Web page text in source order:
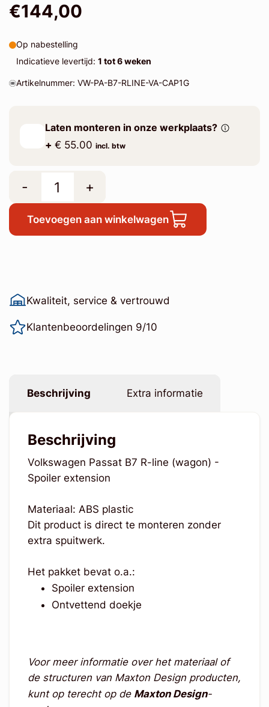
€144,00
Op nabestelling
Indicatieve levertijd: 1 tot 6 weken
Artikelnummer: VW-PA-B7-RLINE-VA-CAP1G
Laten monteren in onze werkplaats?
+ € 55.00 incl. btw
- +
Toevoegen aan winkelwagen
Kwaliteit, service & vertrouwd
Klantenbeoordelingen 9/10
Beschrijving Extra informatie
Beschrijving
Volkswagen Passat B7 R-line (wagon) -
Spoiler extension
Materiaal: ABS plastic
Dit product is direct te monteren zonder
extra spuitwerk.
Het pakket bevat o.a.:
Spoiler extension
Ontvettend doekje
Voor meer informatie over het materiaal of
de structuren van Maxton Design producten,
kunt op terecht op de Maxton Design-